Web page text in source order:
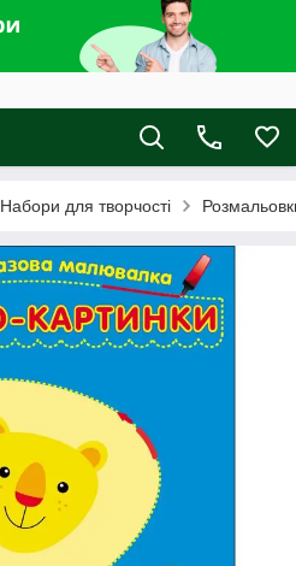
Набори для творчості